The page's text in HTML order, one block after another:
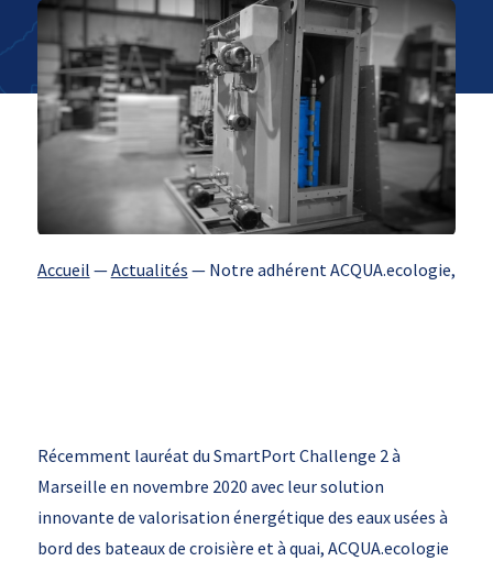
Accueil —Actualités — Notre adhérent ACQUA.ecologie,
Récemment lauréat du SmartPort Challenge 2 à
Marseille en novembre 2020 avec leur solution
innovante de valorisation énergétique des eaux usées à
bord des bateaux de croisière et à quai, ACQUA.ecologie